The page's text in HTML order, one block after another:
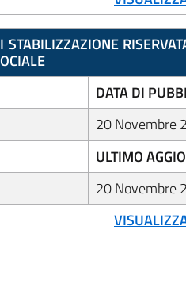
DATA DI
20 Novembre
ULTIMO
20 Novembre